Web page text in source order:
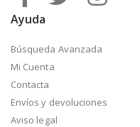
Ayuda
Búsqueda Avanzada
Mi Cuenta
Contacta
Envíos y devoluciones
Aviso legal